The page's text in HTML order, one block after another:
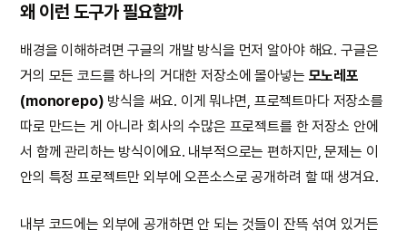
왜 이런 도구가 필요할까
배경을 이해하려면 구글의 개발 방식을 먼저 알아야 해요. 구글은
거의 모든 코드를 하나의 거대한 저장소에 몰아넣는 모노레포
(monorepo) 방식을 써요. 이게 뭐냐면, 프로젝트마다 저장소를
따로 만드는 게 아니라 회사의 수많은 프로젝트를 한 저장소 안에
서 함께 관리하는 방식이에요. 내부적으로는 편하지만, 문제는 이
안의 특정 프로젝트만 외부에 오픈소스로 공개하려 할 때 생겨요.
내부 코드에는 외부에 공개하면 안 되는 것들이 잔뜩 섞여 있거든